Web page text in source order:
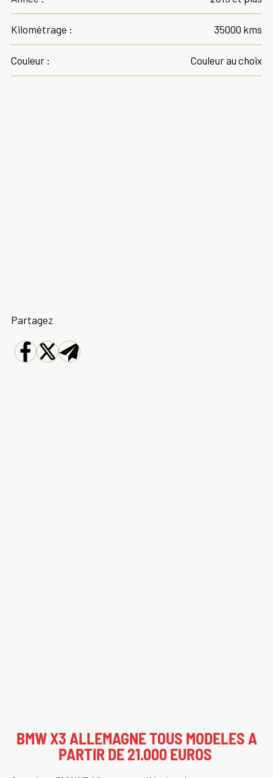
Kilométrage : 35000 kms
Couleur : Couleur au choix
Partagez
BMW X3 ALLEMAGNE TOUS MODELES A
PARTIR DE 21.000 EUROS